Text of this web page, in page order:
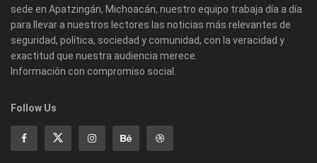
sede en Apatzingán, Michoacán, nuestro equipo trabaja día a día
para llevar a nuestros lectores las noticias más relevantes de
seguridad, política, sociedad y comunidad, con la veracidad y
exactitud que nuestra audiencia merece.
Información con compromiso social.
Follow Us